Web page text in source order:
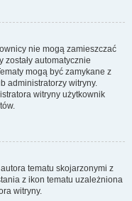
nie mogą zamieszczać
automatycznie
mogą być zamykane z
administratorzy witryny.
witryny użytkownik
tematu skojarzonymi z
z ikon tematu uzależniona
witryny.